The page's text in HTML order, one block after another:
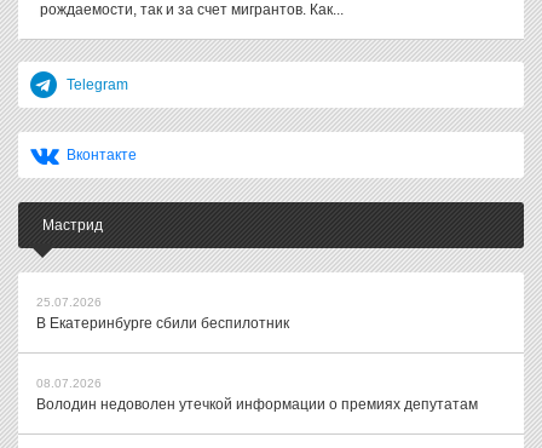
рождаемости, так и за счет мигрантов. Как...
Telegram
Вконтакте
Мастрид
25.07.2026
В Екатеринбурге сбили беспилотник
08.07.2026
Володин недоволен утечкой информации о премиях депутатам